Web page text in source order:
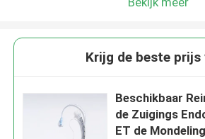
Krijg de beste prijs
Beschikbaar
de Zuigings
ET de